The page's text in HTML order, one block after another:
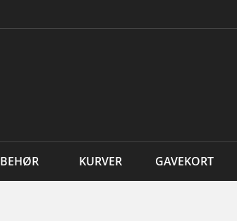
KURVER GAVEKORT